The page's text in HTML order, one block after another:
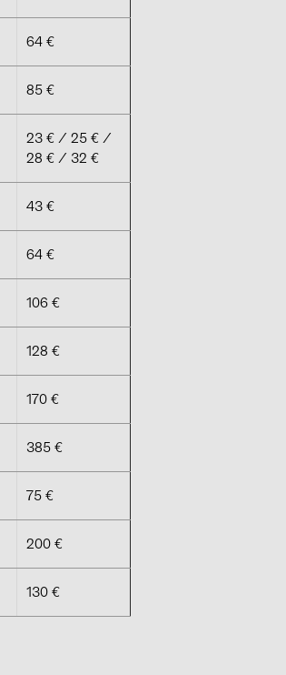
64 €
85 €
23 € / 25 € /
28 € / 32 €
43 €
64 €
106 €
128 €
170 €
385 €
75 €
200 €
130 €